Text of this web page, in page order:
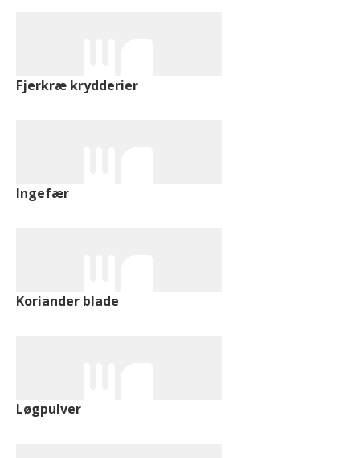
Fjerkræ krydderier
Ingefær
Koriander blade
Løgpulver